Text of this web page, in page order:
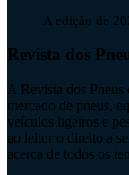
A edição de
Revista dos
A Revista dos
mercado de pneus,
veículos ligeiros e
ao leitor o direito a
acerca de todos os